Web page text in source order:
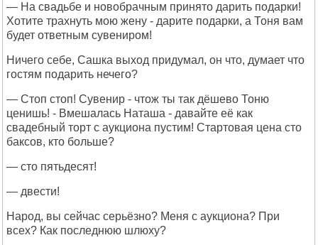
— На свадьбе и новобрачным принято дарить подарки!
Хотите трахнуть мою жену - дарите подарки, а Тоня вам
будет ответным сувениром!
Ничего себе, Сашка выход придумал, он что, думает что
гостям подарить нечего?
— Стоп стоп! Сувенир - чтож ты так дёшево Тоню
ценишь! - Вмешалась Наташа - давайте её как
свадебный торт с аукциона пустим! Стартовая цена сто
баксов, кто больше?
— сто пятьдесят!
— двести!
Народ, вы сейчас серьёзно? Меня с аукциона? При
всех? Как последнюю шлюху?